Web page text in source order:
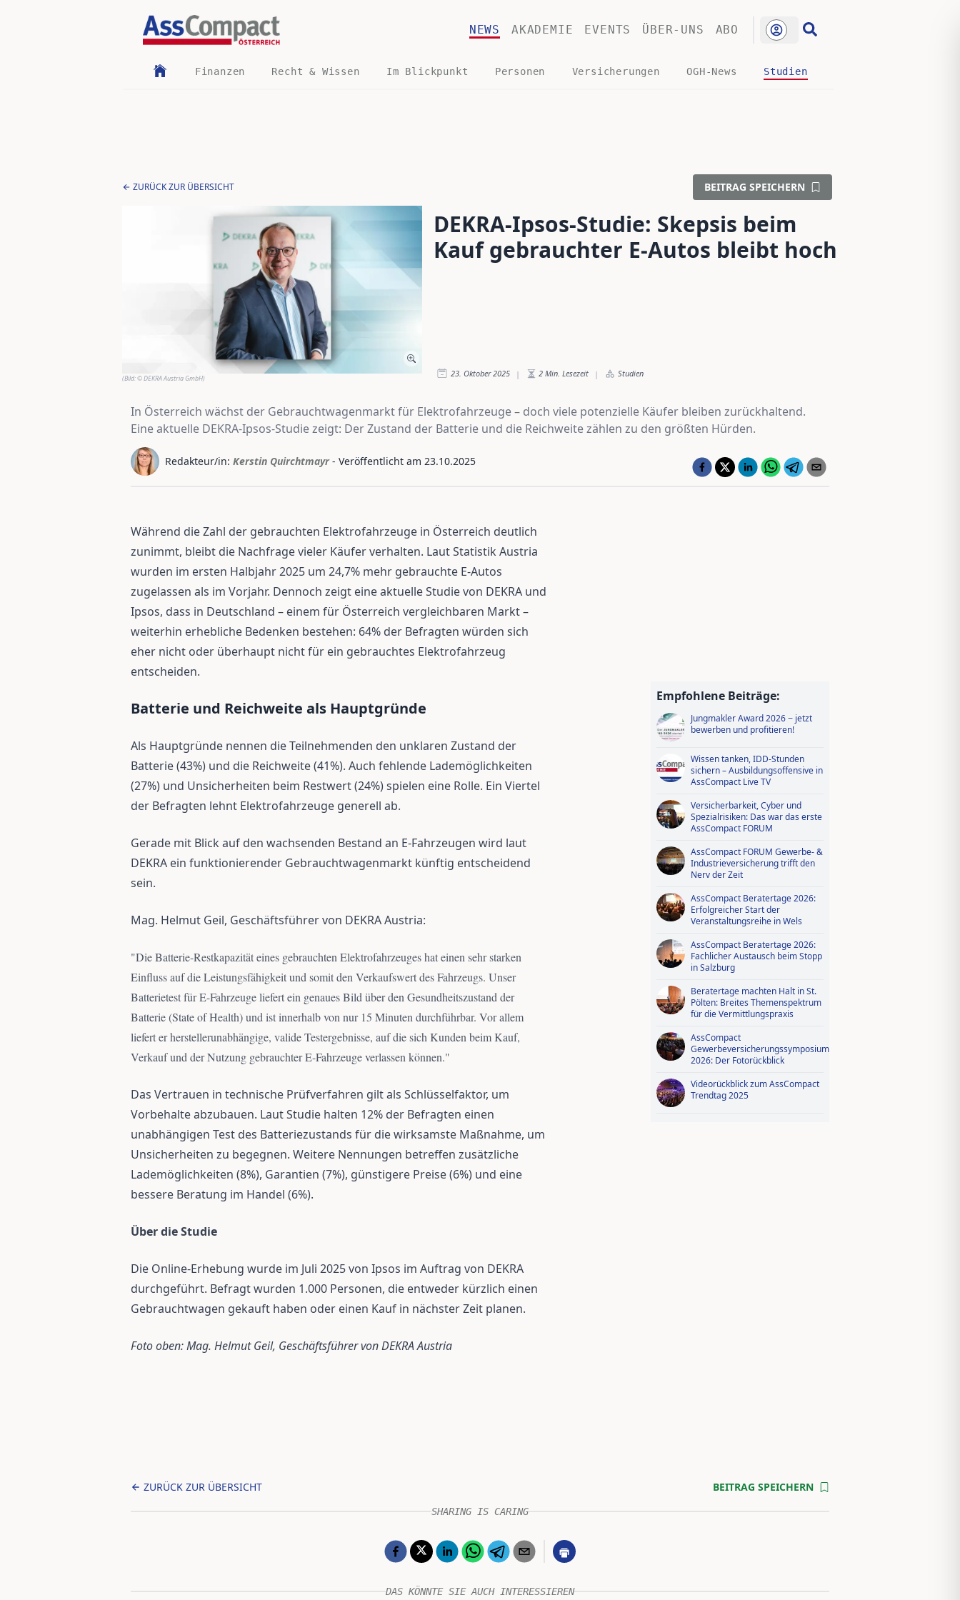
NEWS AKADEMIE EVENTS ÜBER-UNS ABO
Finanzen Recht & Wissen Im Blickpunkt Personen Versicherungen OGH-News Studien
ZURÜCK ZUR ÜBERSICHT BEITRAG SPEICHERN
(Bild:© DEKRA Austria GmbH)
DEKRA-Ipsos-Studie: Skepsis beim
Kauf gebrauchter E-Autos bleibt hoch
23. Oktober 2025 | 2 Min. Lesezeit | Studien
In Österreich wächst der Gebrauchtwagenmarkt für Elektrofahrzeuge – doch viele potenzielle Käufer bleiben zurückhaltend.
Eine aktuelle DEKRA-Ipsos-Studie zeigt: Der Zustand der Batterie und die Reichweite zählen zu den größten Hürden.
Redakteur/in: Kerstin Quirchtmayr - Veröffentlicht am 23.10.2025
Während die Zahl der gebrauchten Elektrofahrzeuge in Österreich deutlich
zunimmt, bleibt die Nachfrage vieler Käufer verhalten. Laut Statistik Austria
wurden im ersten Halbjahr 2025 um 24,7% mehr gebrauchte E-Autos
zugelassen als im Vorjahr. Dennoch zeigt eine aktuelle Studie von DEKRA und
Ipsos, dass in Deutschland – einem für Österreich vergleichbaren Markt –
weiterhin erhebliche Bedenken bestehen: 64% der Befragten würden sich
eher nicht oder überhaupt nicht für ein gebrauchtes Elektrofahrzeug
entscheiden.
Batterie und Reichweite als Hauptgründe
Als Hauptgründe nennen die Teilnehmenden den unklaren Zustand der
Batterie (43%) und die Reichweite (41%). Auch fehlende Lademöglichkeiten
(27%) und Unsicherheiten beim Restwert (24%) spielen eine Rolle. Ein Viertel
der Befragten lehnt Elektrofahrzeuge generell ab.
Gerade mit Blick auf den wachsenden Bestand an E-Fahrzeugen wird laut
DEKRA ein funktionierender Gebrauchtwagenmarkt künftig entscheidend
sein.
Mag. Helmut Geil, Geschäftsführer von DEKRA Austria:
"Die Batterie-Restkapazität eines gebrauchten Elektrofahrzeuges hat einen sehr starken
Einfluss auf die Leistungsfähigkeit und somit den Verkaufswert des Fahrzeugs. Unser
Batterietest für E-Fahrzeuge liefert ein genaues Bild über den Gesundheitszustand der
Batterie (State of Health) und ist innerhalb von nur 15 Minuten durchführbar. Vor allem
liefert er herstellerunabhängige, valide Testergebnisse, auf die sich Kunden beim Kauf,
Verkauf und der Nutzung gebrauchter E-Fahrzeuge verlassen können."
Das Vertrauen in technische Prüfverfahren gilt als Schlüsselfaktor, um
Vorbehalte abzubauen. Laut Studie halten 12% der Befragten einen
unabhängigen Test des Batteriezustands für die wirksamste Maßnahme, um
Unsicherheiten zu begegnen. Weitere Nennungen betreffen zusätzliche
Lademöglichkeiten (8%), Garantien (7%), günstigere Preise (6%) und eine
bessere Beratung im Handel (6%).
Über die Studie
Die Online-Erhebung wurde im Juli 2025 von Ipsos im Auftrag von DEKRA
durchgeführt. Befragt wurden 1.000 Personen, die entweder kürzlich einen
Gebrauchtwagen gekauft haben oder einen Kauf in nächster Zeit planen.
Foto oben: Mag. Helmut Geil, Geschäftsführer von DEKRA Austria
Empfohlene Beiträge:
Jungmakler Award 2026 − jetzt
bewerben und profitieren!
Wissen tanken, IDD-Stunden
sichern – Ausbildungsoffensive in
AssCompact Live TV
Versicherbarkeit, Cyber und
Spezialrisiken: Das war das erste
AssCompact FORUM
AssCompact FORUM Gewerbe- &
Industrieversicherung trifft den
Nerv der Zeit
AssCompact Beratertage 2026:
Erfolgreicher Start der
Veranstaltungsreihe in Wels
AssCompact Beratertage 2026:
Fachlicher Austausch beim Stopp
in Salzburg
Beratertage machten Halt in St.
Pölten: Breites Themenspektrum
für die Vermittlungspraxis
AssCompact
Gewerbeversicherungssymposium
2026: Der Fotorückblick
Videorückblick zum AssCompact
Trendtag 2025
ZURÜCK ZUR ÜBERSICHT BEITRAG SPEICHERN
SHARING IS CARING
DAS KÖNNTE SIE AUCH INTERESSIEREN